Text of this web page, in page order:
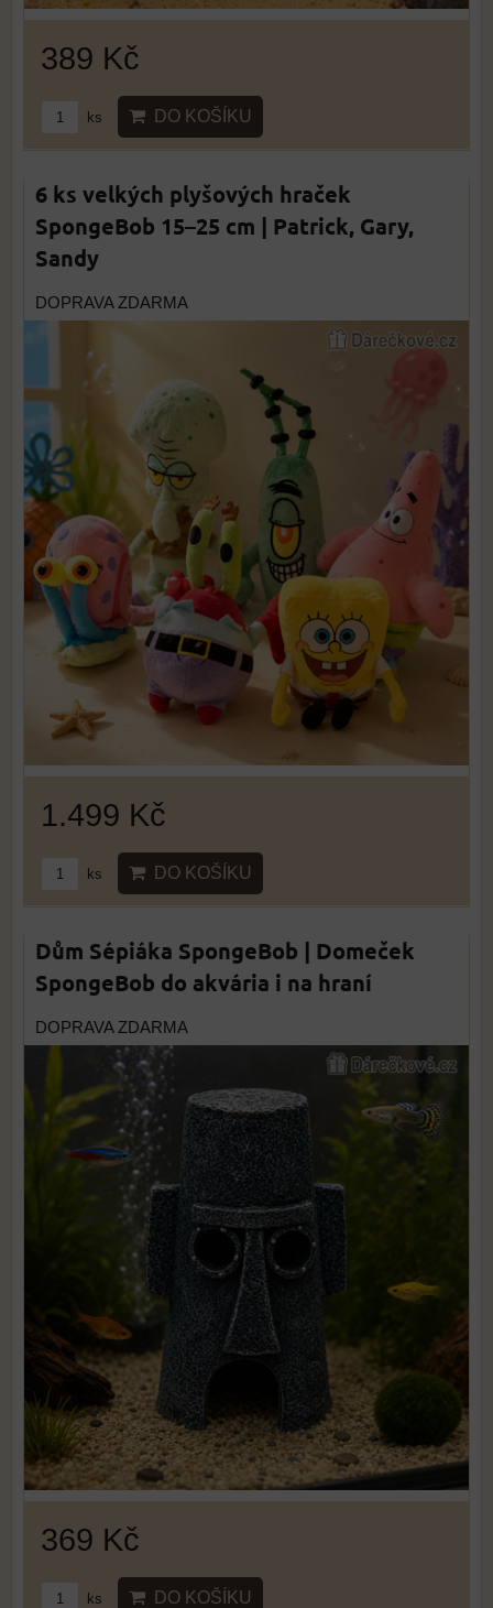
389 Kč
ks DO KOŠÍKU
6 ks velkých plyšových hraček
SpongeBob 15–25 cm | Patrick, Gary,
Sandy
DOPRAVA ZDARMA
1.499 Kč
ks DO KOŠÍKU
Dům Sépiáka SpongeBob | Domeček
SpongeBob do akvária i na hraní
DOPRAVA ZDARMA
369 Kč
ks DO KOŠÍKU